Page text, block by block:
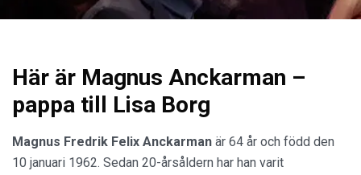
Här är Magnus Anckarman –
pappa till Lisa Borg
Magnus Fredrik Felix Anckarman är 64 år och född den
10 januari 1962. Sedan 20-årsåldern har han varit